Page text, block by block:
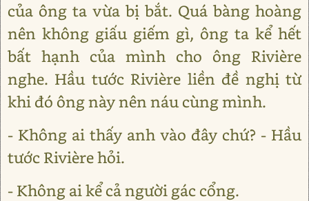
của ông ta vừa bị bắt. Quá bàng hoàng
nên không giấu giếm gì, ông ta kể hết
bất hạnh của mình cho ông Rivière
nghe. Hầu tước Rivière liền đề nghị từ
khi đó ông này nên náu cùng mình.
- Không ai thấy anh vào đây chứ? - Hầu
tước Rivière hỏi.
- Không ai kể cả người gác cổng.